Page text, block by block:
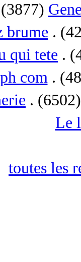
brume .
qui tete .
com.
. (6502)
Le
toutes les